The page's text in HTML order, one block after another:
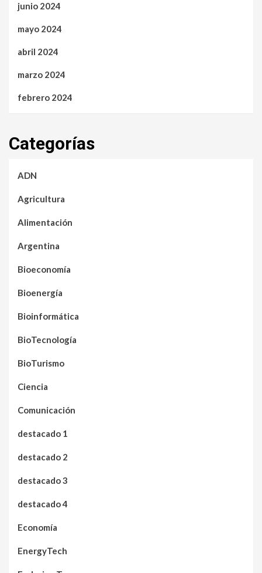
junio 2024
mayo 2024
abril 2024
marzo 2024
febrero 2024
Categorías
ADN
Agricultura
Alimentación
Argentina
Bioeconomía
Bioenergía
Bioinformática
BioTecnología
BioTurismo
Ciencia
Comunicación
destacado 1
destacado 2
destacado 3
destacado 4
Economía
EnergyTech